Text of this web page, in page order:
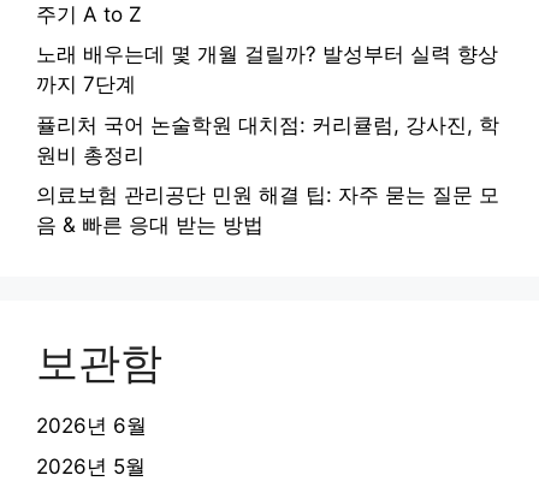
주기 A to Z
노래 배우는데 몇 개월 걸릴까? 발성부터 실력 향상
까지 7단계
퓰리처 국어 논술학원 대치점: 커리큘럼, 강사진, 학
원비 총정리
의료보험 관리공단 민원 해결 팁: 자주 묻는 질문 모
음 & 빠른 응대 받는 방법
보관함
2026년 6월
2026년 5월